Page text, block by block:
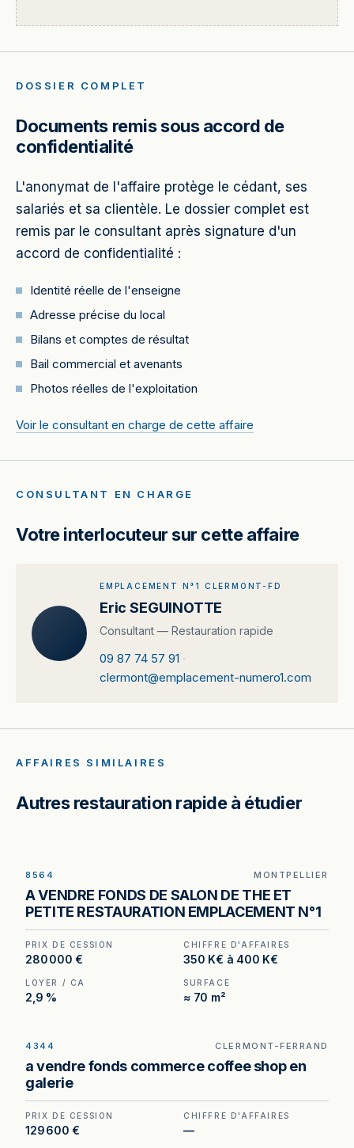
DOSSIER COMPLET
Documents remis sous accord de
confidentialité
L'anonymat de l'affaire protège le cédant, ses
salariés et sa clientèle. Le dossier complet est
remis par le consultant après signature d'un
accord de confidentialité :
Identité réelle de l'enseigne
Adresse précise du local
Bilans et comptes de résultat
Bail commercial et avenants
Photos réelles de l'exploitation
Voir le consultant en charge de cette affaire
CONSULTANT EN CHARGE
Votre interlocuteur sur cette affaire
EMPLACEMENT N°1 CLERMONT-FD
Eric SEGUINOTTE
Consultant — Restauration rapide
09 87 74 57 91 ·
clermont@emplacement-numero1.com
AFFAIRES SIMILAIRES
Autres restauration rapide à étudier
3 % du chiffre d'affaires hors taxes, en plein
cœur de ville.
8564 MONTPELLIER
A VENDRE FONDS DE SALON DE THE ET
PETITE RESTAURATION EMPLACEMENT N°1
PRIX DE CESSION
280 000 €
CHIFFRE D'AFFAIRES
350 K€ à 400 K€
LOYER / CA
2,9 %
SURFACE
≈ 70 m²
Coffee shop à vendre à Clermont-Ferrand — 200
m² en galerie, un format difficile à recréer à ce
niveau de prix.
4344 CLERMONT-FERRAND
a vendre fonds commerce coffee shop en
galerie
PRIX DE CESSION
129 600 €
CHIFFRE D'AFFAIRES
—